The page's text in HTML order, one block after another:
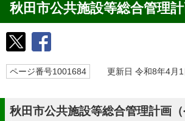
秋田市公共施設等総合管理
ページ番号1001684 更新日 令和8年4月1
秋田市公共施設等総合管理計画